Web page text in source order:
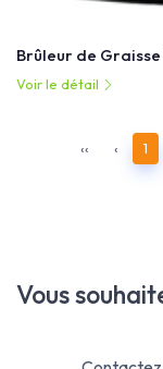
Brûleur de Graisse
Voir le détail
‹‹ ‹ 1
Vous